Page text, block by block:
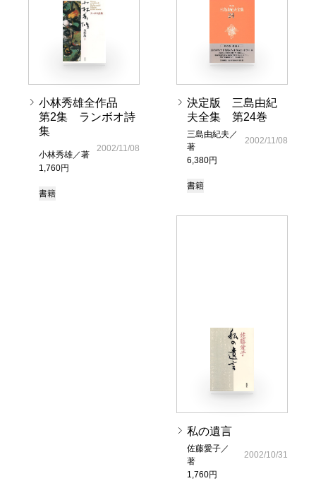
小林秀雄全作品
第2集 ランボオ詩
集
小林秀雄／著
1,760円
2002/11/08
書籍
決定版 三島由紀
夫全集 第24巻
三島由紀夫／
著
6,380円
2002/11/08
書籍
私の遺言
佐藤愛子／
著
1,760円
2002/10/31